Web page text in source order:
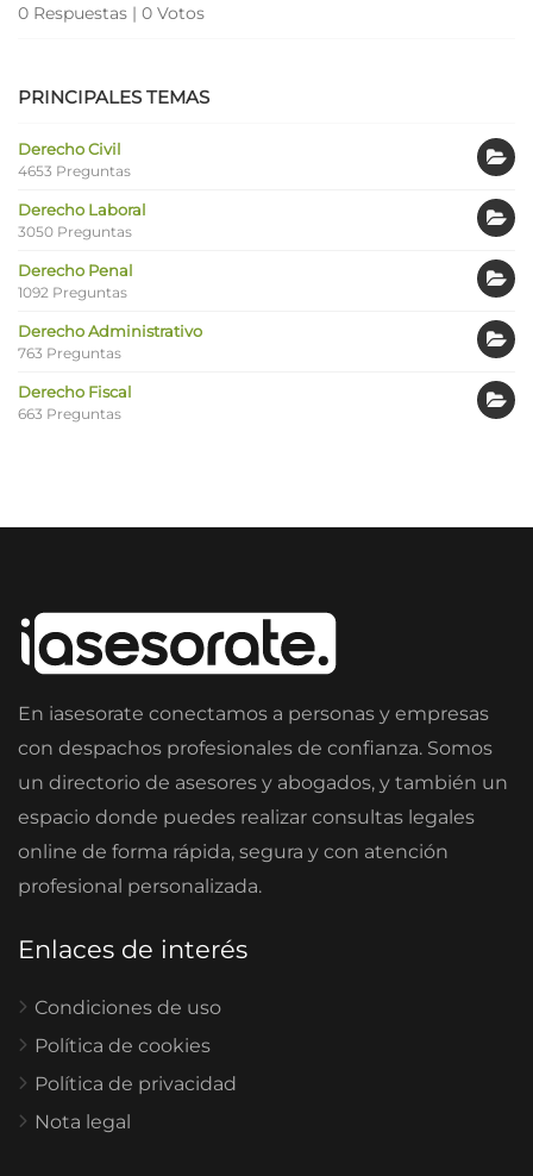
0 Respuestas | 0 Votos
PRINCIPALES TEMAS
Derecho Civil
4653 Preguntas
Derecho Laboral
3050 Preguntas
Derecho Penal
1092 Preguntas
Derecho Administrativo
763 Preguntas
Derecho Fiscal
663 Preguntas
En iasesorate conectamos a personas y empresas
con despachos profesionales de confianza. Somos
un directorio de asesores y abogados, y también un
espacio donde puedes realizar consultas legales
online de forma rápida, segura y con atención
profesional personalizada.
Enlaces de interés
Condiciones de uso
Política de cookies
Política de privacidad
Nota legal